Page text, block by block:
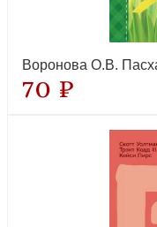
Воронова О.В.
70 ₽